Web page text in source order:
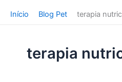
Início Blog Pet terapia
terapia